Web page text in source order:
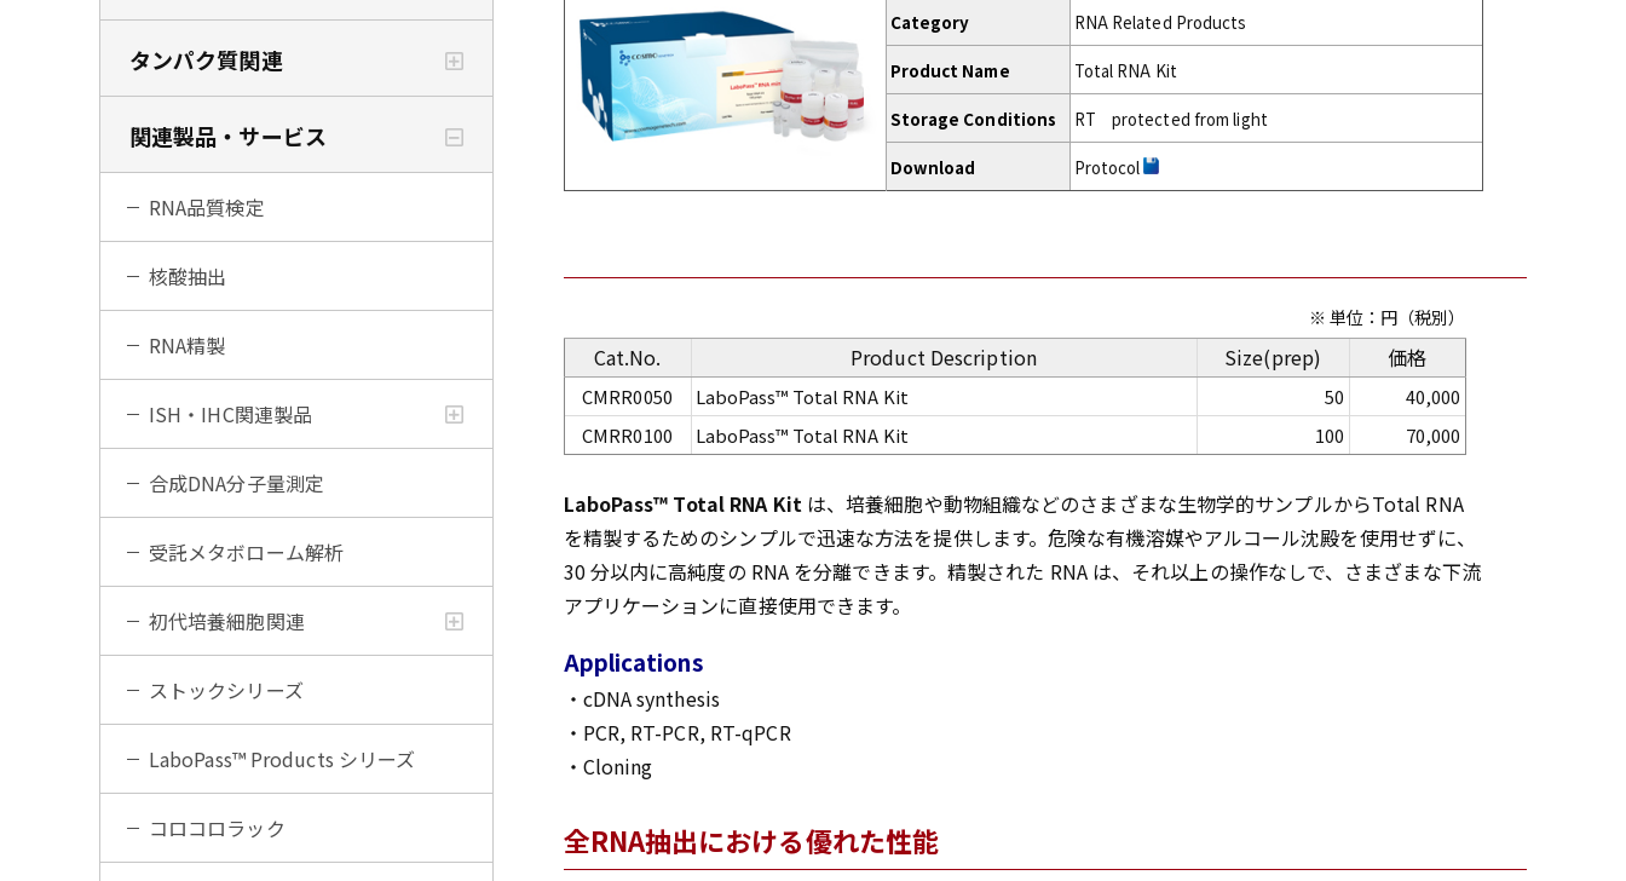
タンパク質関連
関連製品・サービス
RNA品質検定
核酸抽出
RNA精製
ISH・IHC関連製品
合成DNA分子量測定
受託メタボローム解析
初代培養細胞関連
ストックシリーズ
LaboPass™ Products シリーズ
コロコロラック
Category
RNA Related Products
Product Name Total RNA Kit
Storage Conditions RT protected from light
Download Protocol
※ 単位：円（税別）
Cat.No. Product Description Size(prep) 価格
CMRR0050 LaboPass™ Total RNA Kit 50
40,000
CMRR0100
LaboPass™ Total RNA Kit 100 70,000
LaboPass™ Total RNA Kit は、培養細胞や動物組織などのさまざまな生物学的サンプルからTotal RNA
を精製するためのシンプルで迅速な方法を提供します。危険な有機溶媒やアルコール沈殿を使用せずに、
30 分以内に高純度の RNA を分離できます。精製された RNA は、それ以上の操作なしで、さまざまな下流
アプリケーションに直接使用できます。
Applications
・cDNA synthesis
・PCR, RT-PCR, RT-qPCR
・Cloning
全RNA抽出における優れた性能